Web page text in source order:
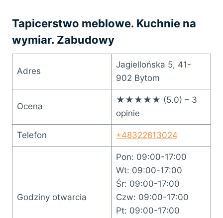
Tapicerstwo meblowe. Kuchnie na
wymiar. Zabudowy
Adres
Jagiellońska 5, 41-
902 Bytom
Ocena
★★★★★ (5.0) – 3
opinie
Telefon +48322813024
Godziny otwarcia
Pon: 09:00-17:00
Wt: 09:00-17:00
Śr: 09:00-17:00
Czw: 09:00-17:00
Pt: 09:00-17:00